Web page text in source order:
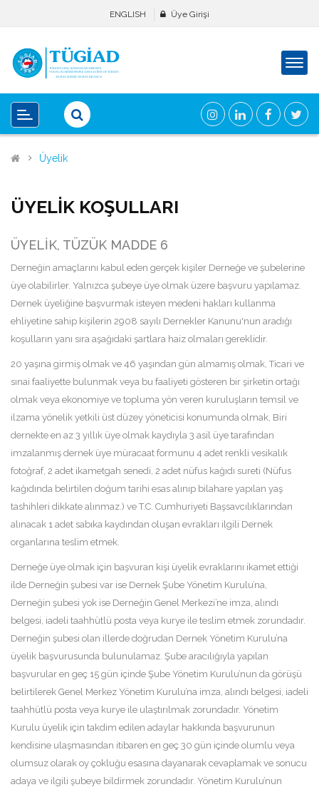
ENGLISH Üye Girişi
Üyelik
ÜYELİK KOŞULLARI
ÜYELİK, TÜZÜK MADDE 6
Derneğin amaçlarını kabul eden gerçek kişiler Derneğe ve şubelerine
üye olabilirler. Yalnızca şubeye üye olmak üzere başvuru yapılamaz.
Dernek üyeliğine başvurmak isteyen medeni hakları kullanma
ehliyetine sahip kişilerin 2908 sayılı Dernekler Kanunu'nun aradığı
koşulların yanı sıra aşağıdaki şartlara haiz olmaları gereklidir.
20 yaşına girmiş olmak ve 46 yaşından gün almamış olmak, Ticari ve
sınai faaliyette bulunmak veya bu faaliyeti gösteren bir şirketin ortağı
olmak veya ekonomiye ve topluma yön veren kuruluşların temsil ve
ilzama yönelik yetkili üst düzey yöneticisi konumunda olmak, Biri
dernekte en az 3 yıllık üye olmak kaydıyla 3 asil üye tarafından
imzalanmış dernek üye müracaat formunu 4 adet renkli vesikalık
fotoğraf, 2 adet ikametgah senedi, 2 adet nüfus kağıdı sureti (Nüfus
kağıdında belirtilen doğum tarihi esas alınıp bilahare yapılan yaş
tashihleri dikkate alınmaz.) ve T.C. Cumhuriyeti Başsavcılıklarından
alınacak 1 adet sabıka kaydından oluşan evrakları ilgili Dernek
organlarına teslim etmek.
Derneğe üye olmak için başvuran kişi üyelik evraklarını ikamet ettiği
ilde Derneğin şubesi var ise Dernek Şube Yönetim Kurulu’na,
Derneğin şubesi yok ise Derneğin Genel Merkezi’ne imza, alındı
belgesi, iadeli taahhütlü posta veya kurye ile teslim etmek zorundadır.
Derneğin şubesi olan illerde doğrudan Dernek Yönetim Kurulu’na
üyelik başvurusunda bulunulamaz. Şube aracılığıyla yapılan
başvurular en geç 15 gün içinde Şube Yönetim Kurulu’nun da görüşü
belirtilerek Genel Merkez Yönetim Kurulu’na imza, alındı belgesi, iadeli
taahhütlü posta veya kurye ile ulaştırılmak zorundadır. Yönetim
Kurulu üyelik için takdim edilen adaylar hakkında başvurunun
kendisine ulaşmasından itibaren en geç 30 gün içinde olumlu veya
olumsuz olarak oy çokluğu esasına dayanarak cevaplamak ve sonucu
adaya ve ilgili şubeye bildirmek zorundadır. Yönetim Kurulu’nun